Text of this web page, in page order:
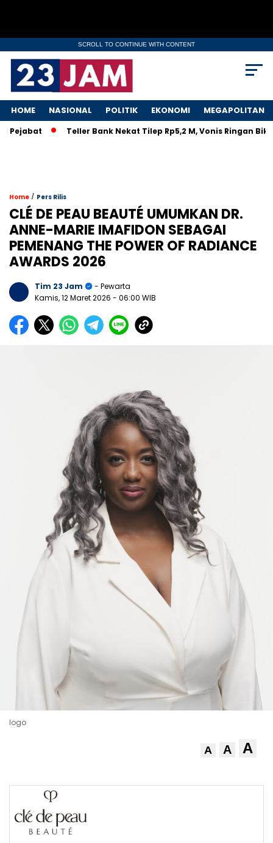
SCROLL TO CONTINUE WITH CONTENT
HOME NASIONAL POLITIK EKONOMI MEGAPOLITAN
Teller Bank Nekat Tilep Rp5,2 M, Vonis Ringan Bikin
Home / Pers Rilis
CLÉ DE PEAU BEAUTÉ UMUMKAN DR.
ANNE-MARIE IMAFIDON SEBAGAI
PEMENANG THE POWER OF RADIANCE
AWARDS 2026
Tim 23 Jam
- Pewarta
Kamis, 12 Maret 2026 - 06:00 WIB
logo
A A A